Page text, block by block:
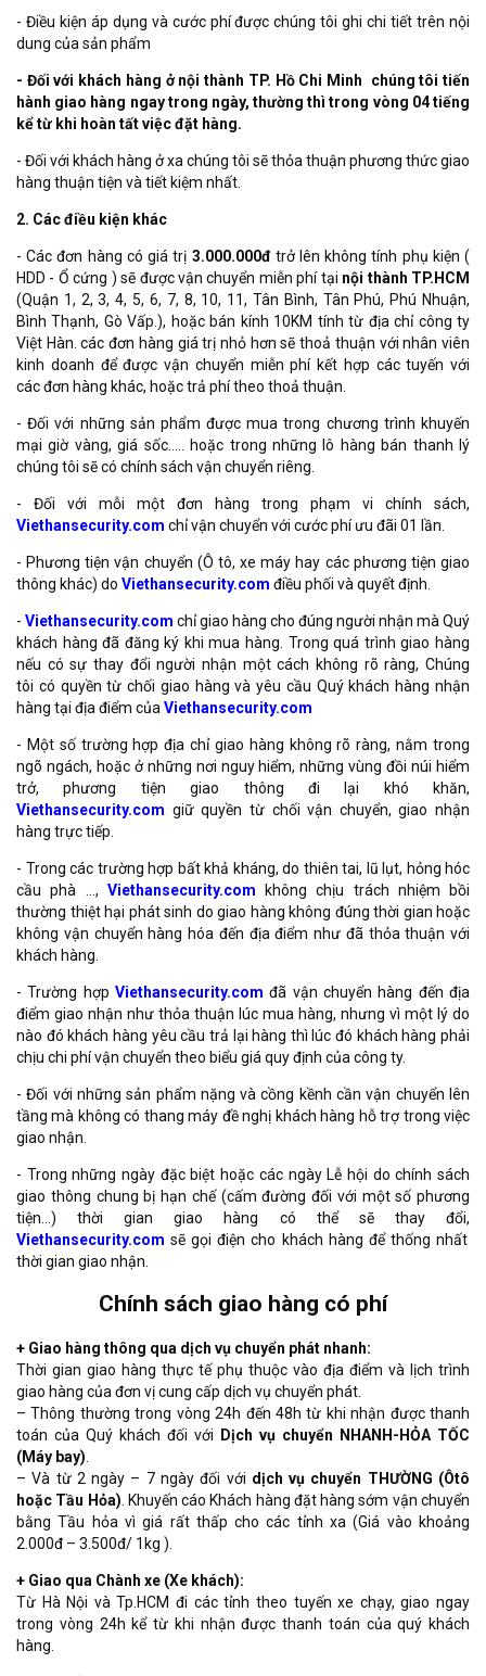
- Điều kiện áp dụng và cước phí được chúng tôi ghi chi tiết trên nội
dung của sản phẩm
- Đối với khách hàng ở nội thành TP. Hồ Chi Minh chúng tôi tiến
hành giao hàng ngay trong ngày, thường thì trong vòng 04 tiếng
kể từ khi hoàn tất việc đặt hàng.
- Đối với khách hàng ở xa chúng tôi sẽ thỏa thuận phương thức giao
hàng thuận tiện và tiết kiệm nhất.
2. Các điều kiện khác
- Các đơn hàng có giá trị 3.000.000đtrở lên không tính phụ kiện (
HDD - Ổ cứng ) sẽ được vận chuyển miễn phí tại nội thành TP.HCM
(Quận 1, 2, 3, 4, 5, 6, 7, 8, 10, 11, Tân Bình, Tân Phú, Phú Nhuận,
Bình Thạnh, Gò Vấp.), hoặc bán kính 10KM tính từ địa chỉ công ty
Việt Hàn. các đơn hàng giá trị nhỏ hơn sẽ thoả thuận với nhân viên
kinh doanh để được vận chuyển miễn phí kết hợp các tuyến với
các đơn hàng khác, hoặc trả phí theo thoả thuận.
- Đối với những sản phẩm được mua trong chương trình khuyến
mại giờ vàng, giá sốc….. hoặc trong những lô hàng bán thanh lý
chúng tôi sẽ có chính sách vận chuyển riêng.
- Đối với mỗi một đơn hàng trong phạm vi chính sách,
Viethansecurity.com chỉ vận chuyển với cước phí ưu đãi 01 lần.
- Phương tiện vận chuyển (Ô tô, xe máy hay các phương tiện giao
thông khác) do Viethansecurity.com điều phối và quyết định.
- Viethansecurity.com chỉ giao hàng cho đúng người nhận mà Quý
khách hàng đã đăng ký khi mua hàng. Trong quá trình giao hàng
nếu có sự thay đổi người nhận một cách không rõ ràng, Chúng
tôi có quyền từ chối giao hàng và yêu cầu Quý khách hàng nhận
hàng tại địa điểm của Viethansecurity.com
- Một số trường hợp địa chỉ giao hàng không rõ ràng, nằm trong
ngõ ngách, hoặc ở những nơi nguy hiểm, những vùng đồi núi hiểm
trở, phương tiện giao thông đi lại khó khăn,
Viethansecurity.com giữ quyền từ chối vận chuyển, giao nhận
hàng trực tiếp.
- Trong các trường hợp bất khả kháng, do thiên tai, lũ lụt, hỏng hóc
cầu phà …, Viethansecurity.com không chịu trách nhiệm bồi
thường thiệt hại phát sinh do giao hàng không đúng thời gian hoặc
không vận chuyển hàng hóa đến địa điểm như đã thỏa thuận với
khách hàng.
- Trường hợp Viethansecurity.com đã vận chuyển hàng đến địa
điểm giao nhận như thỏa thuận lúc mua hàng, nhưng vì một lý do
nào đó khách hàng yêu cầu trả lại hàng thì lúc đó khách hàng phải
chịu chi phí vận chuyển theo biểu giá quy định của công ty.
- Đối với những sản phẩm nặng và cồng kềnh cần vận chuyển lên
tầng mà không có thang máy đề nghị khách hàng hỗ trợ trong việc
giao nhận.
- Trong những ngày đặc biệt hoặc các ngày Lễ hội do chính sách
giao thông chung bị hạn chế (cấm đường đối với một số phương
tiện…) thời gian giao hàng có thể sẽ thay đổi,
Viethansecurity.com sẽ gọi điện cho khách hàng để thống nhất
thời gian giao nhận.
Chính sách giao hàng có phí
+ Giao hàng thông qua dịch vụ chuyển phát nhanh:
Thời gian giao hàng thực tế phụ thuộc vào địa điểm và lịch trình
giao hàng của đơn vị cung cấp dịch vụ chuyển phát.
– Thông thường trong vòng 24h đến 48h từ khi nhận được thanh
toán của Quý khách đối với
Dịch vụ chuyển NHANH-HỎA TỐC
(Máy bay)
– Và từ 2 ngày – 7 ngày đối với dịch vụ chuyển THƯỜNG (Ôtô
hoặc Tầu Hỏa) . Khuyến cáo Khách hàng đặt hàng sớm vận chuyển
bằng Tầu hỏa vì giá rất thấp cho các tỉnh xa (Giá vào khoảng
2.000đ – 3.500đ/ 1kg ).
+ Giao qua Chành xe (Xe khách):
Từ Hà Nội và Tp.HCM đi các tỉnh theo tuyến xe chạy, giao ngay
trong vòng 24h kể từ khi nhận được thanh toán của quý khách
hàng.